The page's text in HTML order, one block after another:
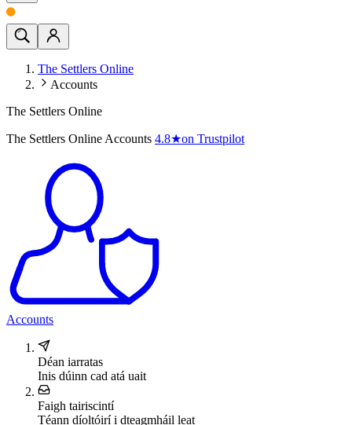
The Settlers Online
Accounts
The Settlers Online
The Settlers Online Accounts 4.8★on Trustpilot
Accounts
Déan iarratas
Inis dúinn cad atá uait
Faigh tairiscintí
Téann díoltóirí i dteagmháil leat